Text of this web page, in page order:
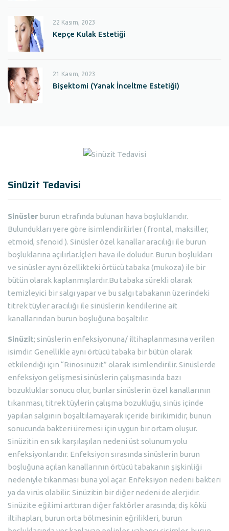
22 Kasım, 2023
Kepçe Kulak Estetiği
21 Kasım, 2023
Bişektomi (Yanak İnceltme Estetiği)
Sinüzit Tedavisi
Sinüsler burun etrafında bulunan hava boşluklarıdır.
Bulundukları yere göre isimlendirilirler ( frontal, maksiller,
etmoid, sfenoid ). Sinüsler özel kanallar aracılığı ile burun
boşluklarına açılırlar.İçleri hava ile doludur. Burun boşlukları
ve sinüsler aynı özellikteki örtücü tabaka (mukoza) ile bir
bütün olarak kaplanmışlardır.Bu tabaka sürekli olarak
temizleyici bir salgı yapar ve bu salgı tabakanın üzerindeki
titrek tüyler aracılığı ile sinüslerin kendilerine ait
kanallarından burun boşluğuna boşaltılır.
Sinüzit; sinüslerin enfeksiyonuna/ iltihaplanmasına verilen
isimdir. Genellikle aynı örtücü tabaka bir bütün olarak
etkilendiği için “Rinosinüzit” olarak isimlendirilir. Sinüslerde
enfeksiyon gelişmesi sinüslerin çalışmasında bazı
bozukluklar sonucu olur, bunlar sinüslerin özel kanallarının
tıkanması, titrek tüylerin çalışma bozukluğu, sinüs içinde
yapılan salgının boşaltılamayarak içeride birikimidir, bunun
sonucunda bakteri üremesi için uygun bir ortam oluşur.
Sinüzitin en sık karşılaşılan nedeni üst solunum yolu
enfeksiyonlarıdır. Enfeksiyon sırasında sinüslerin burun
boşluğuna açılan kanallarının örtücü tabakanın şişkinliği
nedeniyle tıkanması buna yol açar. Enfeksiyon nedeni bakteri
ya da virüs olabilir. Sinüzitin bir diğer nedeni de alerjidir.
Sinüzite eğilimi arttıran diğer faktörler arasında; diş kökü
iltihapları, burun orta bölmesinin eğrilikleri, burun